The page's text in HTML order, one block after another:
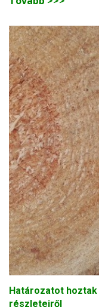
Határozatot
részleteiről